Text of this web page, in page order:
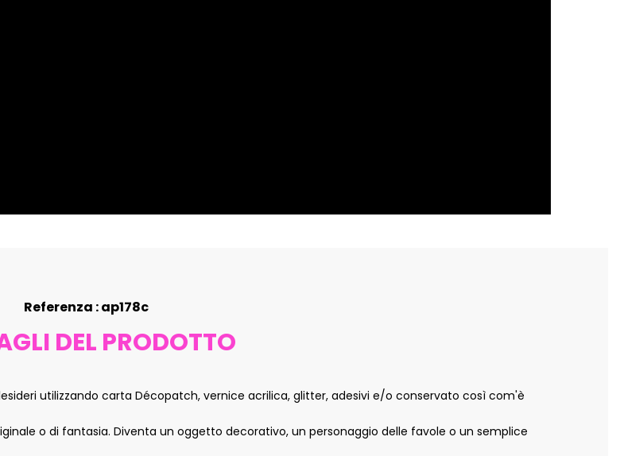
Referenza : ap178c
DEL PRODOTTO
utilizzando carta Décopatch, vernice acrilica, glitter, adesivi e/o conservato così com'è
o di fantasia. Diventa un oggetto decorativo, un personaggio delle favole o un semplice